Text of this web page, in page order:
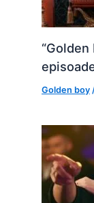
Golden boy